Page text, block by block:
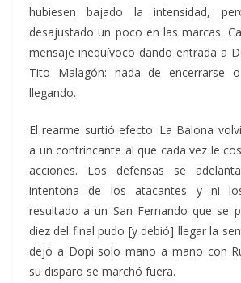
hubiesen bajado la intensidad,
desajustado un poco en las marcas.
mensaje inequívoco dando entrada a
Tito Malagón: nada de encerrarse
llegando.
El rearme surtió efecto. La Balona
a un contrincante al que cada vez le
acciones. Los defensas se
intentona de los atacantes y ni
resultado a un San Fernando que se
diez del final pudo [y debió] llegar la
dejó a Dopi solo mano a mano con
su disparo se marchó fuera.